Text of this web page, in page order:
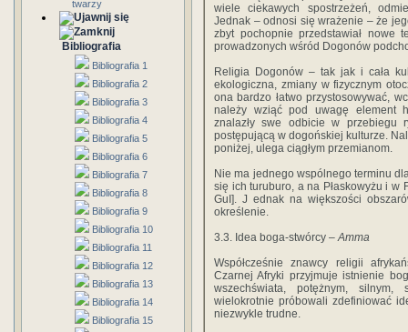
twarzy
Bibliografia
Bibliografia 1
Bibliografia 2
Bibliografia 3
Bibliografia 4
Bibliografia 5
Bibliografia 6
Bibliografia 7
Bibliografia 8
Bibliografia 9
Bibliografia 10
Bibliografia 11
Bibliografia 12
Bibliografia 13
Bibliografia 14
Bibliografia 15
wiele ciekawych spostrzeżeń,
Jednak – odnosi się wrażenie – że
zbyt pochopnie przedstawiał nowe
prowadzonych wśród Dogonów
Religia Dogonów – tak jak i cała
ekologiczna, zmiany w fizycznym
ona bardzo łatwo przystosowywać,
należy wziąć pod uwagę element
znalazły swe odbicie w przebiegu
postępującą w dogońskiej kulturze.
poniżej, ulega ciągłym przemianom.
Nie ma jednego wspólnego terminu
się ich turuburo, a na Płaskowyżu i w
GuI]. J ednak na większości
określenie.
3.3. Idea boga-stwórcy –Amma
Współcześnie znawcy religii
Czarnej Afryki przyjmuje istnienie
wszechświata, potężnym, silnym,
wielokrotnie próbowali zdefiniować
niezwykle trudne.